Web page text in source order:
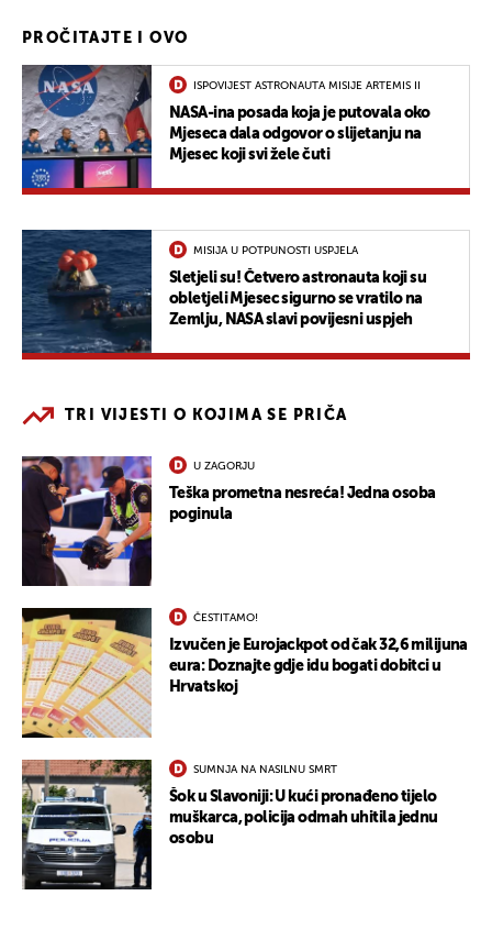
PROČITAJTE I OVO
ISPOVIJEST ASTRONAUTA MISIJE ARTEMIS II
NASA-ina posada koja je putovala oko
Mjeseca dala odgovor o slijetanju na
Mjesec koji svi žele čuti
MISIJA U POTPUNOSTI USPJELA
Sletjeli su! Četvero astronauta koji su
obletjeli Mjesec sigurno se vratilo na
Zemlju, NASA slavi povijesni uspjeh
TRI VIJESTI O KOJIMA SE PRIČA
U ZAGORJU
Teška prometna nesreća! Jedna osoba
poginula
ČESTITAMO!
Izvučen je Eurojackpot od čak 32,6 milijuna
eura: Doznajte gdje idu bogati dobitci u
Hrvatskoj
SUMNJA NA NASILNU SMRT
Šok u Slavoniji: U kući pronađeno tijelo
muškarca, policija odmah uhitila jednu
osobu